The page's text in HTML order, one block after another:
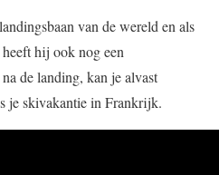
van de wereld en als
hij ook nog een
de landing, kan je alvast
je skivakantie in Frankrijk.